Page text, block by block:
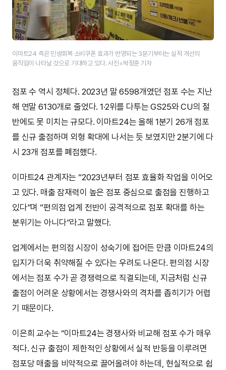
이마트24 측은 민생회복 소비쿠폰 효과가 반영되는 3분기부터는 실적 개선의
움직임이 나타날 것으로 기대하고 있다. 사진=박정훈 기자
점포 수 역시 정체다. 2023년 말 6598개였던 점포 수는 지난
해 연말 6130개로 줄었다. 1·2위를 다투는 GS25와 CU의 절
반에도 못 미치는 규모다. 이마트24는 올해 1분기 26개 점포
를 신규 출점하며 외형 확대에 나서는 듯 보였지만 2분기에 다
시 23개 점포를 폐점했다.
이마트24 관계자는 “2023년부터 점포 효율화 작업을 이어오
고 있다. 매출 잠재력이 높은 점포 중심으로 출점을 진행하고
있다”며 “편의점 업계 전반이 공격적으로 점포 확대를 하는
분위기는 아니다”라고 말했다.
업계에서는 편의점 시장이 성숙기에 접어든 만큼 이마트24의
입지가 더욱 취약해질 수 있다는 우려도 나온다. 편의점 시장
에서는 점포 수가 곧 경쟁력으로 직결되는데, 지금처럼 신규
출점이 어려운 상황에서는 경쟁사와의 격차를 좁히기가 어렵
기 때문이다.
이은희 교수는 “이마트24는 경쟁사와 비교해 점포 수가 매우
적다. 신규 출점이 제한적인 상황에서 실적 반등을 이루려면
점포당 매출을 비약적으로 끌어올려야 하는데, 현실적으로 쉽